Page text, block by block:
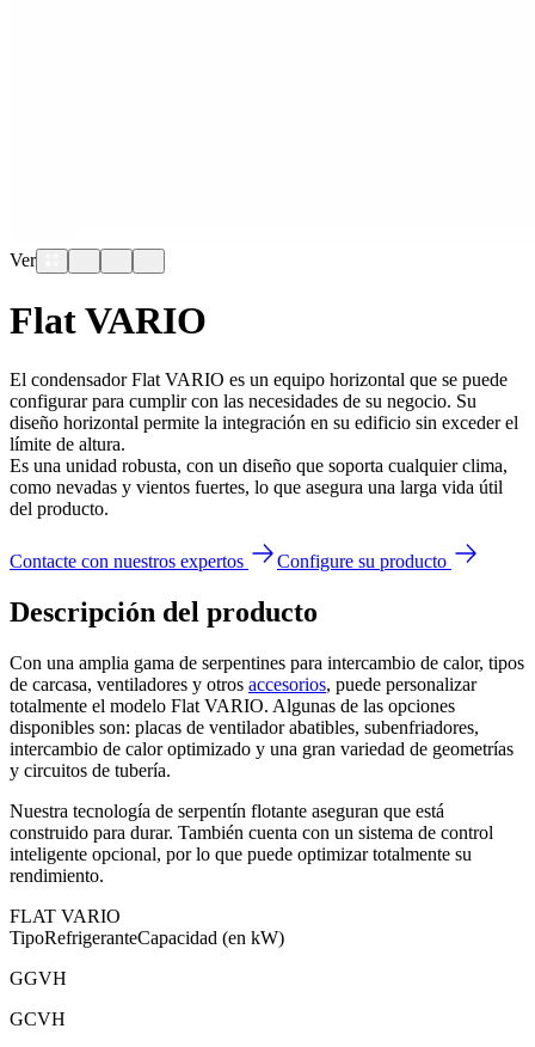
Ver
Flat VARIO
El condensador Flat VARIO es un equipo horizontal que se puede
configurar para cumplir con las necesidades de su negocio. Su
diseño horizontal permite la integración en su edificio sin exceder el
límite de altura.
Es una unidad robusta, con un diseño que soporta cualquier clima,
como nevadas y vientos fuertes, lo que asegura una larga vida útil
del producto.
Contacte con nuestros expertos Configure su producto
Descripción del producto
Con una amplia gama de serpentines para intercambio de calor, tipos
de carcasa, ventiladores y otros accesorios, puede personalizar
totalmente el modelo Flat VARIO. Algunas de las opciones
disponibles son: placas de ventilador abatibles, subenfriadores,
intercambio de calor optimizado y una gran variedad de geometrías
y circuitos de tubería.
Nuestra tecnología de serpentín flotante aseguran que está
construido para durar. También cuenta con un sistema de control
inteligente opcional, por lo que puede optimizar totalmente su
rendimiento.
FLAT VARIO
TipoRefrigeranteCapacidad (en kW)
GGVH
GCVH